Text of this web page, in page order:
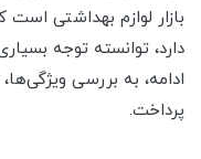
بازار لوازم بهداشتی
دارد، توانسته توجه
ادامه، به بررسی
پرداخت.